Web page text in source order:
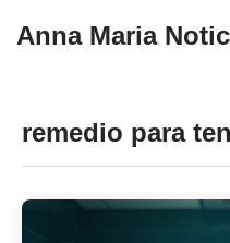
conteúdo
Anna Maria
remedio para